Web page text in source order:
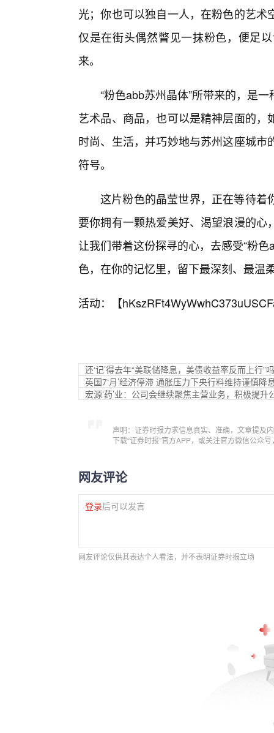
光；你也可以独自一人，在粉色的艺
仅是在街头偶然瞥见一抹粉色，便足
来。
“粉色abb苏州晶体”所带来的，是
艺术品、商品，也可以是精神层面的
时尚、生活，并巧妙地与苏州这座城
符号。
这片粉色的晶莹世界，正在等待着
要你拥有一颗热爱美好、渴望浪漫的
让我们带着这份探寻的心，去感受“粉
色，在你的记忆里，留下最深刻、最温
活动：【
还‘记’得去年“美联储降息，美债收益率反而上行
英国7‘月’经济停滞 通胀压力下央行料维持谨慎降
宏源‘药’业：公司会继续聚焦主营业务，积极提
声明：证券时报力求信息真实、准确，文章提及
下载“证券时报”官方APP，或关注官方微信公众
网友评论
登录后可以发言
网友评论仅供其表达个人看法，并不表明证券时报立场